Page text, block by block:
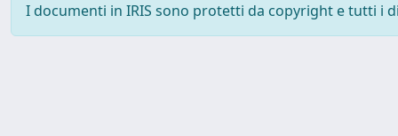
I documenti in IRIS sono protetti da copyright e tutti i